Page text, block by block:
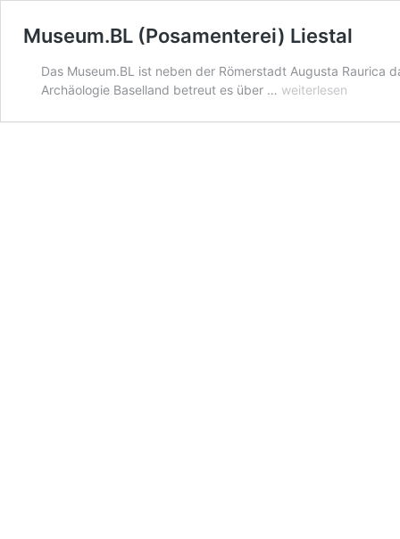
Museum.BL (Posamenterei) Liestal
Das Museum.BL ist neben der Römerstadt Augusta Raurica
Archäologie Baselland betreut es über … Museum.BL
Liestal
weiterlesen